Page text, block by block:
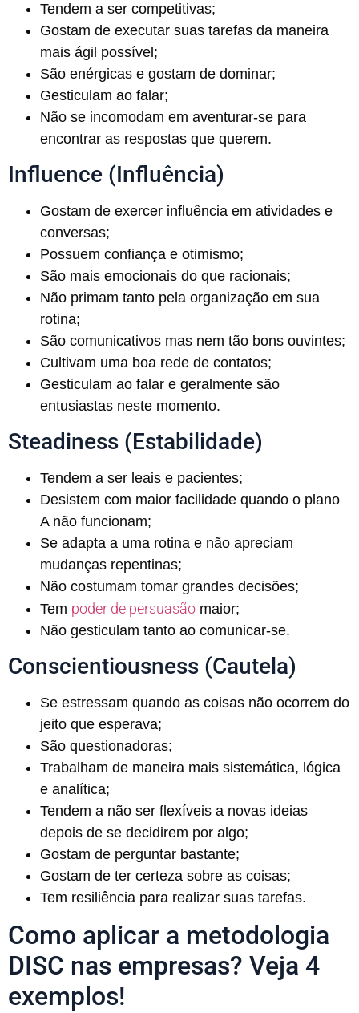
Tendem a ser competitivas;
Gostam de executar suas tarefas da maneira
mais ágil possível;
São enérgicas e gostam de dominar;
Gesticulam ao falar;
Não se incomodam em aventurar-se para
encontrar as respostas que querem.
Influence (Influência)
Gostam de exercer influência em atividades e
conversas;
Possuem confiança e otimismo;
São mais emocionais do que racionais;
Não primam tanto pela organização em sua
rotina;
São comunicativos mas nem tão bons ouvintes;
Cultivam uma boa rede de contatos;
Gesticulam ao falar e geralmente são
entusiastas neste momento.
Steadiness (Estabilidade)
Tendem a ser leais e pacientes;
Desistem com maior facilidade quando o plano
A não funcionam;
Se adapta a uma rotina e não apreciam
mudanças repentinas;
Não costumam tomar grandes decisões;
Tem poder de persuasão maior;
Não gesticulam tanto ao comunicar-se.
Conscientiousness (Cautela)
Se estressam quando as coisas não ocorrem do
jeito que esperava;
São questionadoras;
Trabalham de maneira mais sistemática, lógica
e analítica;
Tendem a não ser flexíveis a novas ideias
depois de se decidirem por algo;
Gostam de perguntar bastante;
Gostam de ter certeza sobre as coisas;
Tem resiliência para realizar suas tarefas.
Como aplicar a metodologia
DISC nas empresas? Veja 4
exemplos!